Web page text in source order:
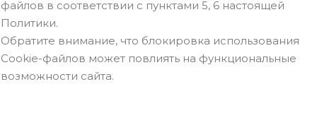
файлов в соответствии с пунктами 5, 6 настоящей
Политики.
Обратите внимание, что блокировка использования
Cookie-файлов может повлиять на функциональные
возможности сайта.